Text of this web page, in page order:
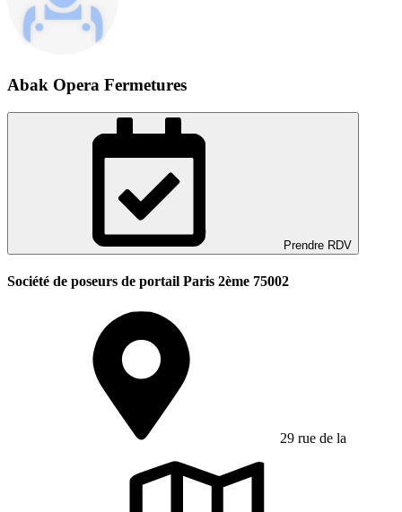
Abak Opera Fermetures
Prendre RDV
Société de poseurs de portail Paris 2ème 75002
29 rue de la